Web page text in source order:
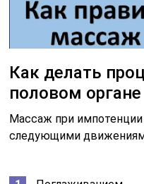
Как делать
половом
Массаж при
следующими